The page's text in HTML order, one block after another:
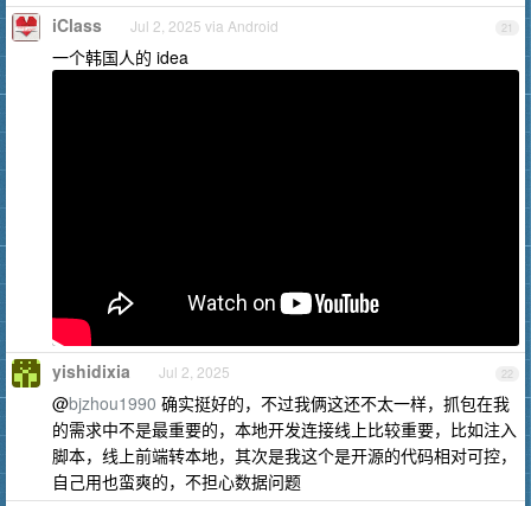
21
iClass Jul 2, 2025 via Android
一个韩国人的 idea
22
yishidixia Jul 2, 2025
@bjzhou1990 确实挺好的，不过我俩这还不太一样，抓包在我
的需求中不是最重要的，本地开发连接线上比较重要，比如注入
脚本，线上前端转本地，其次是我这个是开源的代码相对可控，
自己用也蛮爽的，不担心数据问题